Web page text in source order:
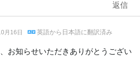
返信
月16日 英語から 日本語に翻訳済み
お知らせいただきありがとうござい